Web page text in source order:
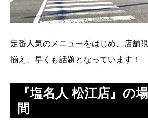
定番人気のメニューをはじめ、店舗
揃え、早くも話題となっています！
『塩名人 松江店』の
間